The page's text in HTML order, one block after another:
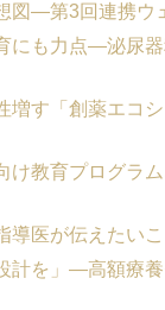
図―第3回連携ウ
にも力点―泌尿
増す「創薬エコ
け教育プログラ
導医が伝えたい
計を」―高額療